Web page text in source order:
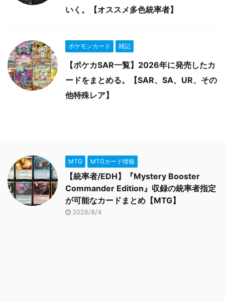
いく。【オススメ多色統率者】
ポケモンカード 雑記
【ポケカSAR一覧】2026年に発売したカ
ードをまとめる。【SAR、SA、UR、その
他特殊レア】
MTG MTGカード情報
【統率者/EDH】『Mystery Booster
Commander Edition』収録の統率者指定
が可能なカードまとめ【MTG】
2026/8/4